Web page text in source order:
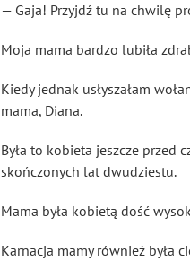
— Gaja! Przyjdź tu na chwilę
Moja mama bardzo lubiła
Kiedy jednak usłyszałam
mama, Diana.
Była to kobieta jeszcze przed
skończonych lat dwudziestu.
Mama była kobietą dość
Karnacja mamy również była